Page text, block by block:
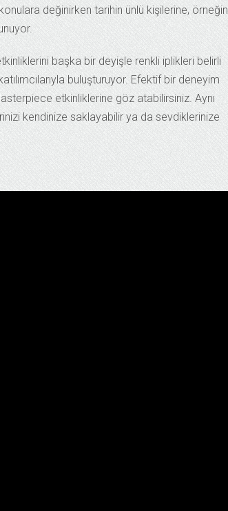
değinirken tarihin ünlü kişilerine, örneğin
başka bir deyişle renkli iplikleri belirli
buluşturuyor. Efektif bir deneyim
etkinliklerine göz atabilirsiniz. Aynı
kendinize saklayabilir ya da sevdiklerinize